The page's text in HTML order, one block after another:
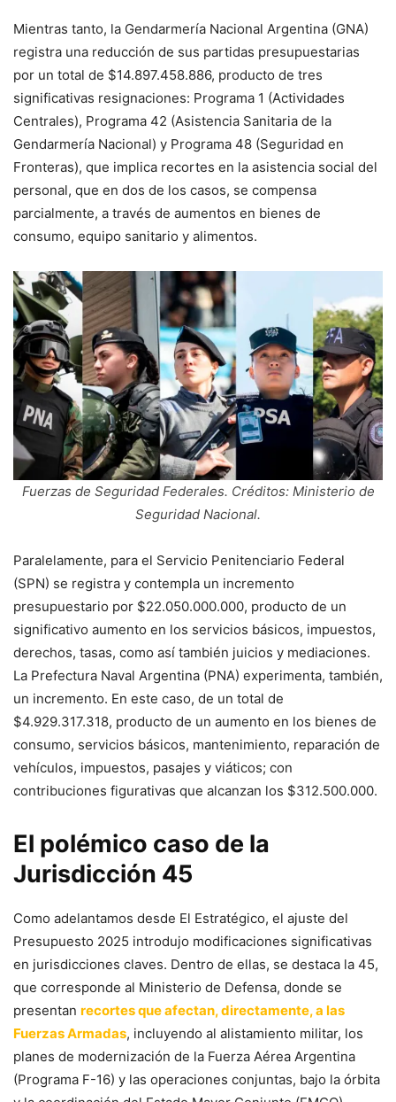
Mientras tanto, la Gendarmería Nacional Argentina (GNA)
registra una reducción de sus partidas presupuestarias
por un total de $14.897.458.886, producto de tres
significativas resignaciones: Programa 1 (Actividades
Centrales), Programa 42 (Asistencia Sanitaria de la
Gendarmería Nacional) y Programa 48 (Seguridad en
Fronteras), que implica recortes en la asistencia social del
personal, que en dos de los casos, se compensa
parcialmente, a través de aumentos en bienes de
consumo, equipo sanitario y alimentos.
Fuerzas de Seguridad Federales. Créditos: Ministerio de
Seguridad Nacional.
Paralelamente, para el Servicio Penitenciario Federal
(SPN) se registra y contempla un incremento
presupuestario por $22.050.000.000, producto de un
significativo aumento en los servicios básicos, impuestos,
derechos, tasas, como así también juicios y mediaciones.
La Prefectura Naval Argentina (PNA) experimenta, también,
un incremento. En este caso, de un total de
$4.929.317.318, producto de un aumento en los bienes de
consumo, servicios básicos, mantenimiento, reparación de
vehículos, impuestos, pasajes y viáticos; con
contribuciones figurativas que alcanzan los $312.500.000.
El polémico caso de la
Jurisdicción 45
Como adelantamos desde El Estratégico, el ajuste del
Presupuesto 2025 introdujo modificaciones significativas
en jurisdicciones claves. Dentro de ellas, se destaca la 45,
que corresponde al Ministerio de Defensa, donde se
presentan recortes que afectan, directamente, a las
Fuerzas Armadas, incluyendo al alistamiento militar, los
planes de modernización de la Fuerza Aérea Argentina
(Programa F-16) y las operaciones conjuntas, bajo la órbita